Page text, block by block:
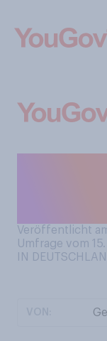
Veröffentlicht
Umfrage vom
IN